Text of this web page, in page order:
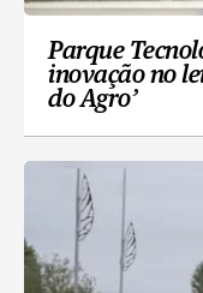
Parque
inovação no
do Agro’